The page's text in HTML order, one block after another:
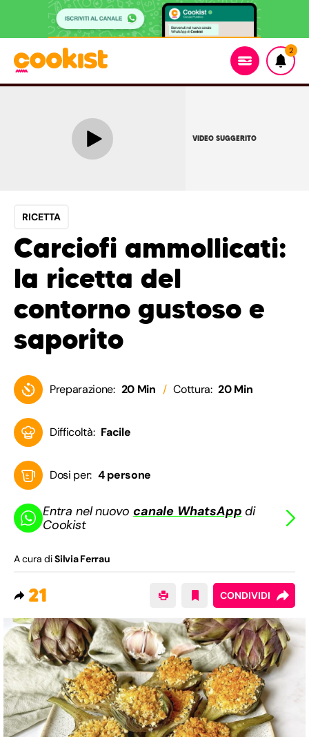
2
VIDEO SUGGERITO
RICETTA
Carciofi ammollicati:
la ricetta del
contorno gustoso e
saporito
Preparazione: 20 Min Cottura: 20 Min
Difficoltà: Facile
Dosi per: 4 persone
Entra nel nuovocanale WhatsApp di
Cookist
A cura diSilvia Ferrau
21 CONDIVIDI